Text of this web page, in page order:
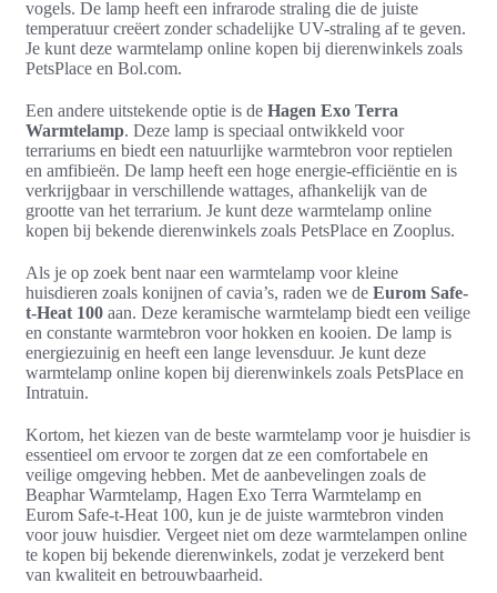
vogels. De lamp heeft een infrarode straling die de juiste
temperatuur creëert zonder schadelijke UV-straling af te geven.
Je kunt deze warmtelamp online kopen bij dierenwinkels zoals
PetsPlace en Bol.com.
Een andere uitstekende optie is de Hagen Exo Terra
Warmtelamp. Deze lamp is speciaal ontwikkeld voor
terrariums en biedt een natuurlijke warmtebron voor reptielen
en amfibieën. De lamp heeft een hoge energie-efficiëntie en is
verkrijgbaar in verschillende wattages, afhankelijk van de
grootte van het terrarium. Je kunt deze warmtelamp online
kopen bij bekende dierenwinkels zoals PetsPlace en Zooplus.
Als je op zoek bent naar een warmtelamp voor kleine
huisdieren zoals konijnen of cavia’s, raden we de Eurom Safe-
t-Heat 100 aan. Deze keramische warmtelamp biedt een veilige
en constante warmtebron voor hokken en kooien. De lamp is
energiezuinig en heeft een lange levensduur. Je kunt deze
warmtelamp online kopen bij dierenwinkels zoals PetsPlace en
Intratuin.
Kortom, het kiezen van de beste warmtelamp voor je huisdier is
essentieel om ervoor te zorgen dat ze een comfortabele en
veilige omgeving hebben. Met de aanbevelingen zoals de
Beaphar Warmtelamp, Hagen Exo Terra Warmtelamp en
Eurom Safe-t-Heat 100, kun je de juiste warmtebron vinden
voor jouw huisdier. Vergeet niet om deze warmtelampen online
te kopen bij bekende dierenwinkels, zodat je verzekerd bent
van kwaliteit en betrouwbaarheid.